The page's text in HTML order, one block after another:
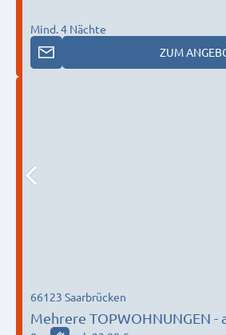
Mind. 4 Nächte
ZUM
Mehrere TOPWOHNUNGEN -
66123 Saarbrücken